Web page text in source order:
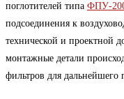
поглотителей типа ФПУ-
подсоединения к
технической и проектной
монтажные детали
фильтров для